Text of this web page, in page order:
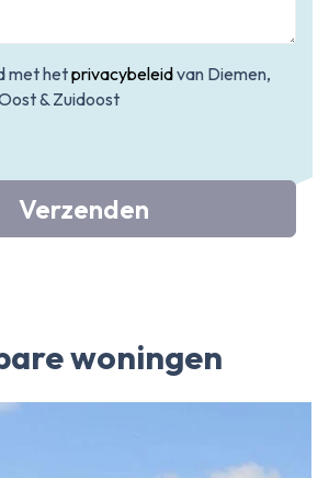
met hetprivacybeleidvan Diemen,
& Zuidoost
Verzenden
woningen